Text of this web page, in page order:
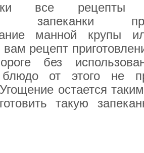
все рецепты
запеканки
манной крупы
рецепт
без
блюдо от этого не
остается
такую